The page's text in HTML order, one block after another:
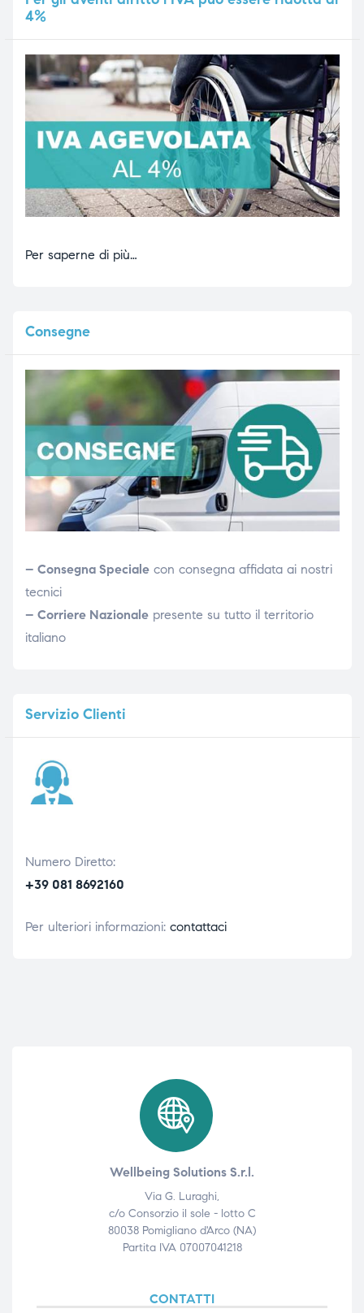
4%
Per saperne di più…
Consegne
– Consegna Specialecon consegna affidata ai nostri
tecnici
– Corriere Nazionalepresente su tutto il territorio
italiano
ServizioClienti
Numero Diretto:
+39 081 8692160
Per ulteriori informazioni: contattaci
Wellbeing Solutions S.r.l.
Via G. Luraghi,
c/o Consorzio il sole - lotto C
80038 Pomigliano d'Arco (NA)
Partita IVA 07007041218
CONTATTI